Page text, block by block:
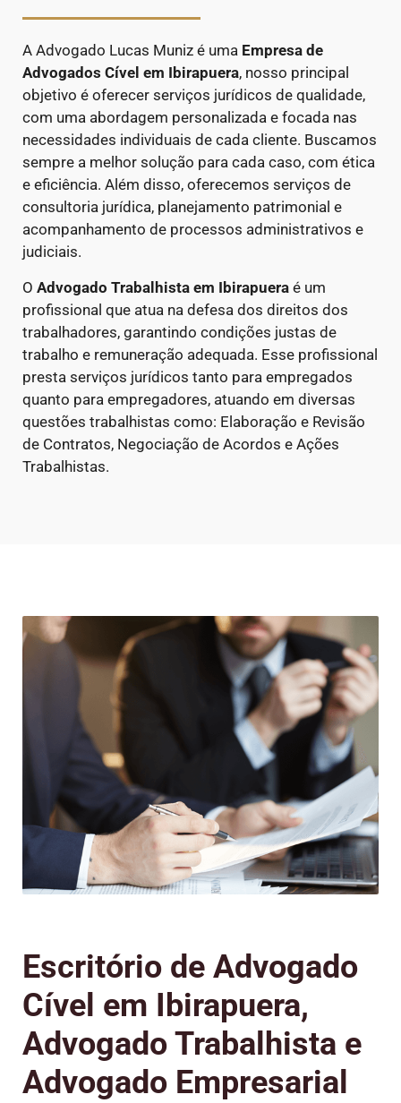
A Advogado Lucas Muniz é uma Empresa de
Advogados Cível em Ibirapuera, nosso principal
objetivo é oferecer serviços jurídicos de qualidade,
com uma abordagem personalizada e focada nas
necessidades individuais de cada cliente. Buscamos
sempre a melhor solução para cada caso, com ética
e eficiência. Além disso, oferecemos serviços de
consultoria jurídica, planejamento patrimonial e
acompanhamento de processos administrativos e
judiciais.
O Advogado Trabalhista em Ibirapuera é um
profissional que atua na defesa dos direitos dos
trabalhadores, garantindo condições justas de
trabalho e remuneração adequada. Esse profissional
presta serviços jurídicos tanto para empregados
quanto para empregadores, atuando em diversas
questões trabalhistas como: Elaboração e Revisão
de Contratos, Negociação de Acordos e Ações
Trabalhistas.
Escritório de Advogado
Cível em Ibirapuera,
Advogado Trabalhista e
Advogado Empresarial